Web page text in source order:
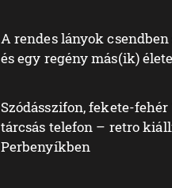
A rendes lányok
és egy regény más(ik) élete
Szódásszifon, fekete-fehér
tárcsás telefon – retro
Perbenyíkben